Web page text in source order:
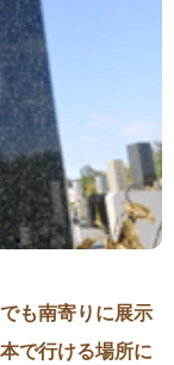
りでお掃除もし
こだわりが詰ま
に足を運んでい
きました。 私も
に、全体的に落
のコーキングの
した。 後日、お
自宅から近い場
も南寄りに展示
で行ける場所に